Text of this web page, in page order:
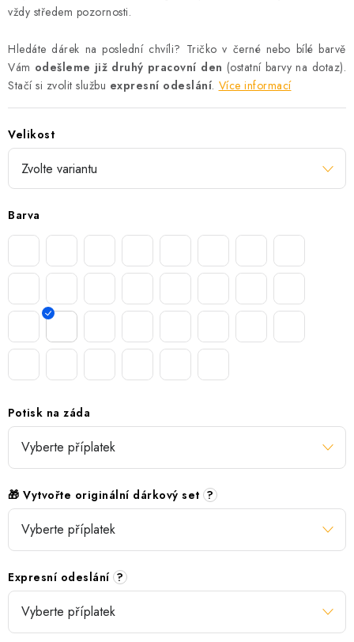
vždy středem pozornosti.
Hledáte dárek na poslední chvíli? Tričko v černé nebo bílé barvě
Vám odešleme již druhý pracovní den (ostatní barvy na dotaz).
Stačí si zvolit službu expresní odeslání. Více informací
Velikost
Barva
Potisk na záda
🎁 Vytvořte originální dárkový set ?
Expresní odeslání ?